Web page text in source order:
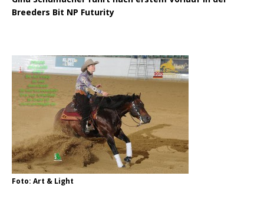
Breeders Bit NP Futurity
Foto: Art & Light